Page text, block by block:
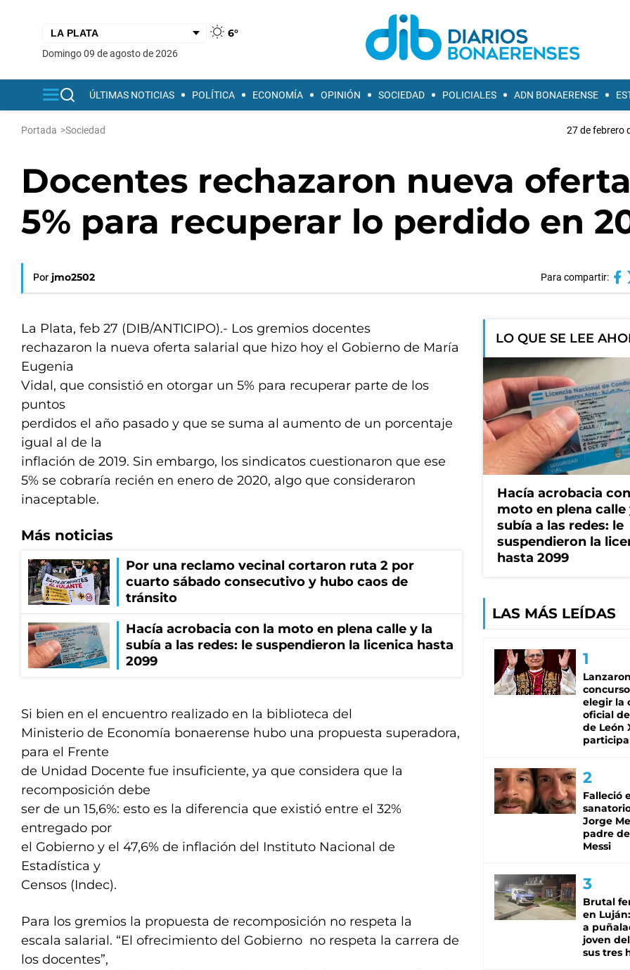
6°
domingo 09 de agosto de 2026
ÚLTIMAS NOTICIAS POLÍTICA ECONOMÍA OPINIÓN SOCIEDAD POLICIALES ADN BONAERENSE
Portada >Sociedad 27 de febrero
Docentes rechazaron nueva
5% para recuperar lo perdido en
Por jmo2502 Para compartir:
La Plata, feb 27 (DIB/ANTICIPO).- Los gremios docentes
rechazaron la nueva oferta salarial que hizo hoy el Gobierno de María
Eugenia
Vidal, que consistió en otorgar un 5% para recuperar parte de los
puntos
perdidos el año pasado y que se suma al aumento de un porcentaje
igual al de la
inflación de 2019. Sin embargo, los sindicatos cuestionaron que ese
5% se cobraría recién en enero de 2020, algo que consideraron
inaceptable.
Más noticias
Por una reclamo vecinal cortaron ruta 2 por
cuarto sábado consecutivo y hubo caos de
tránsito
Hacía acrobacia con la moto en plena calle y la
subía a las redes: le suspendieron la licenica hasta
2099
Si bien en el encuentro realizado en la biblioteca del
Ministerio de Economía bonaerense hubo una propuesta superadora,
para el Frente
de Unidad Docente fue insuficiente, ya que considera que la
recomposición debe
ser de un 15,6%: esto es la diferencia que existió entre el 32%
entregado por
el Gobierno y el 47,6% de inflación del Instituto Nacional de
Estadística y
Censos (Indec).
Para los gremios la propuesta de recomposición no respeta la
escala salarial. “El ofrecimiento del Gobierno no respeta la carrera de
los docentes”,
LO QUE SE LEE
Hacía acrobacia
moto en plena calle
subía a las redes: le
suspendieron la
hasta 2099
LAS MÁS LEÍDAS
elegir la
oficial
de León
Falleció
Jorge
padre
Messi
Brutal
en
a
joven
sus tres